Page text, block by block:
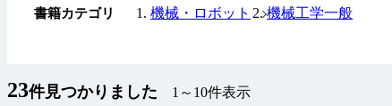
書籍カテゴリ 機械・ロボット 機械工学一般
23件見つかりました 1～10件表示